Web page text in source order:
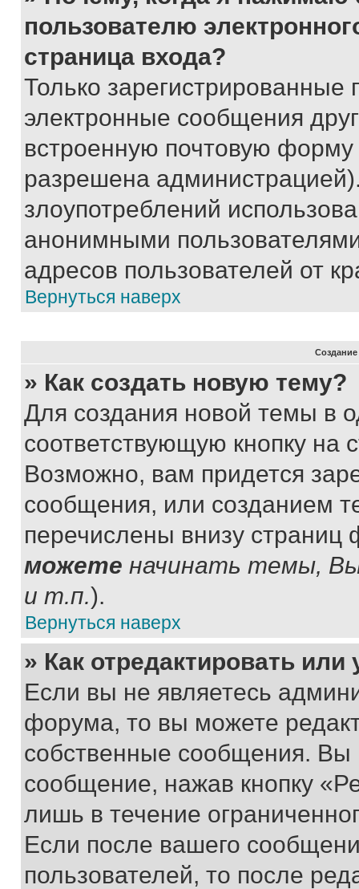
пользователю
страница входа?
Только зарегистрированные
электронные сообщения
встроенную почтовую
разрешена
злоупотреблений
анонимными
адресов пользователей от
Вернуться наверх
» Как создать новую тему?
Для создания новой темы в
соответствующую кнопку
Возможно, вам придется
сообщения, или созданием
перечислены внизу
можете начинать темы,
и т.п.).
Вернуться наверх
» Как отредактировать
Если вы не являетесь
форума, то вы можете
собственные сообщения. Вы
сообщение, нажав кнопку
лишь в течение
Если после вашего
пользователей, то после